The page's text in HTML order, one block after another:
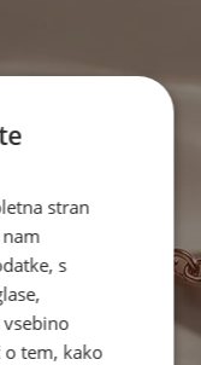
stran
s
o tem, kako